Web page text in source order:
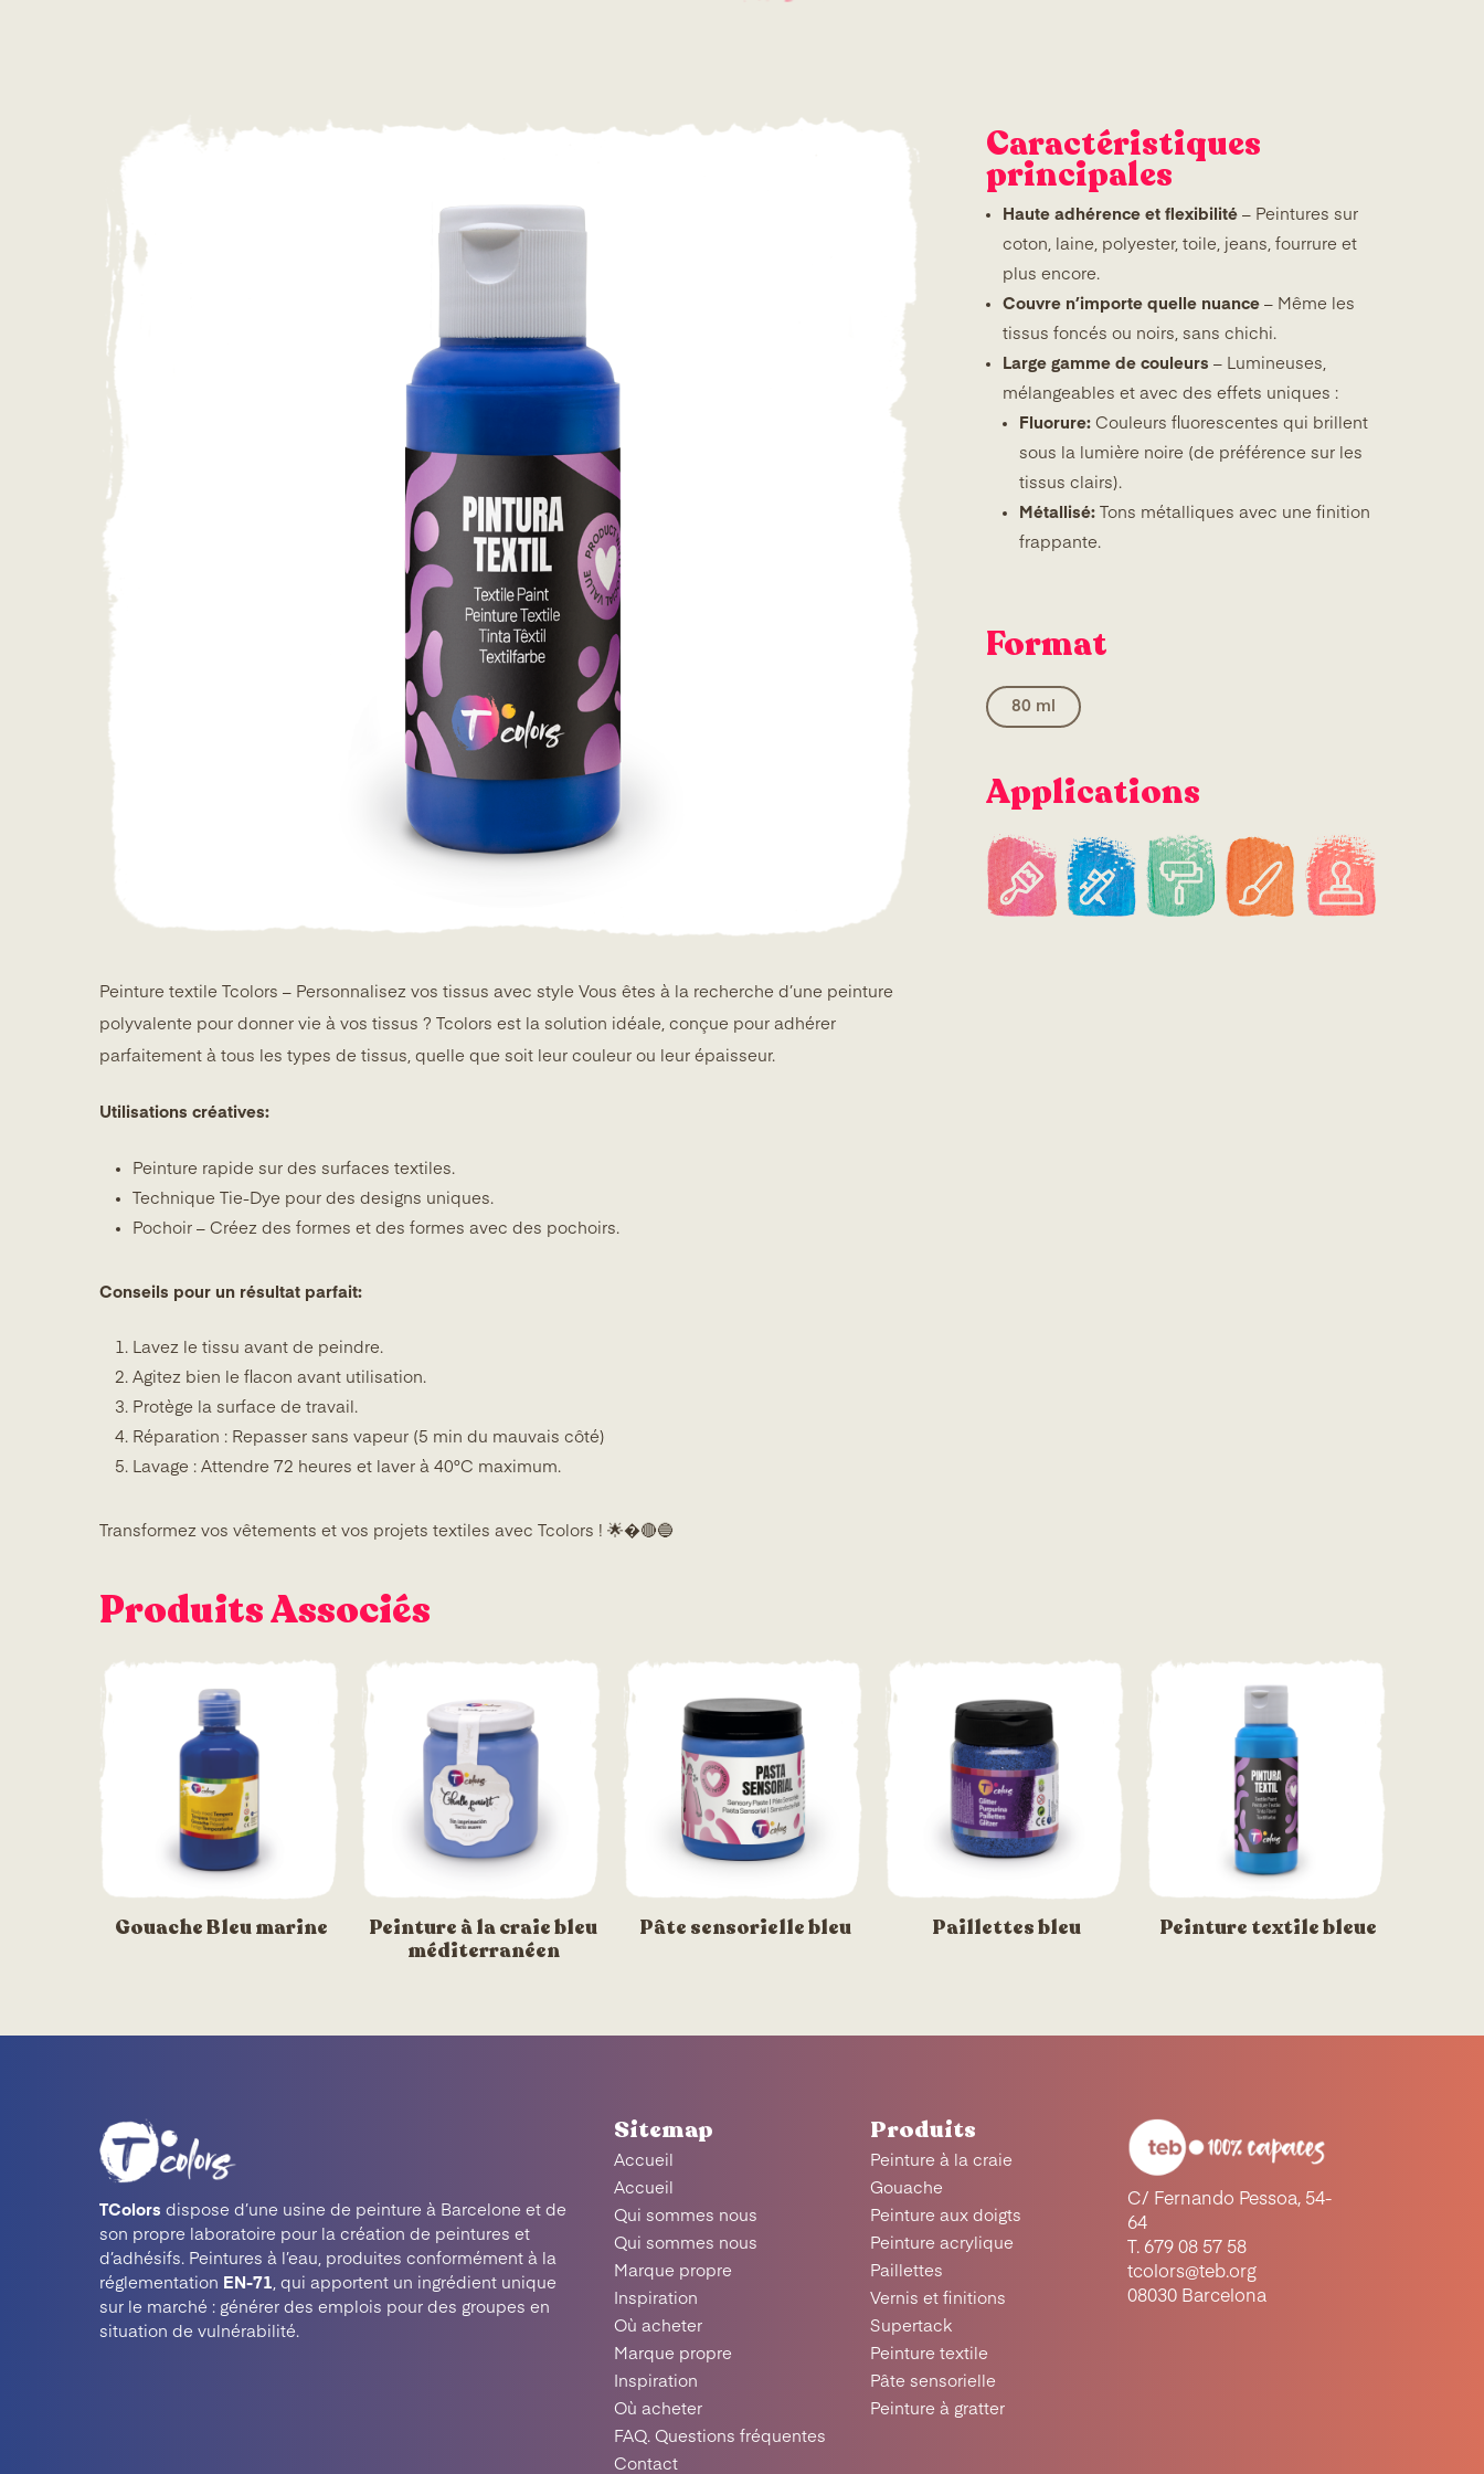
Peinture textile Tcolors – Personnalisez vos tissus avec style Vous êtes à la recherche d’une peinture
polyvalente pour donner vie à vos tissus ? Tcolors est la solution idéale, conçue pour adhérer
parfaitement à tous les types de tissus, quelle que soit leur couleur ou leur épaisseur.
Utilisations créatives:
Peinture rapide sur des surfaces textiles.
Technique Tie-Dye pour des designs uniques.
Pochoir – Créez des formes et des formes avec des pochoirs.
Conseils pour un résultat parfait:
Lavez le tissu avant de peindre.
Agitez bien le flacon avant utilisation.
Protège la surface de travail.
Réparation : Repasser sans vapeur (5 min du mauvais côté)
Lavage : Attendre 72 heures et laver à 40°C maximum.
Transformez vos vêtements et vos projets textiles avec Tcolors ! 🌟�🔴🔵
Caractéristiques
principales
Haute adhérence et flexibilité– Peintures sur
coton, laine, polyester, toile, jeans, fourrure et
plus encore.
Couvre n’importe quelle nuance– Même les
tissus foncés ou noirs, sans chichi.
Large gamme de couleurs – Lumineuses,
mélangeables et avec des effets uniques :
Fluorure:Couleurs fluorescentes qui brillent
sous la lumière noire (de préférence sur les
tissus clairs).
Métallisé:Tons métalliques avec une finition
frappante.
Format
80 ml
Applications
Produits Associés
Gouache Bleu marine
Peinture à la craie bleu
méditerranéen
Pâte sensorielle bleu Paillettes bleu Peinture textile bleue
TColors dispose d’une usine de peinture à Barcelone et de
son propre laboratoire pour la création de peintures et
d’adhésifs. Peintures à l’eau, produites conformément à la
réglementation EN-71 , qui apportent un ingrédient unique
sur le marché : générer des emplois pour des groupes en
situation de vulnérabilité.
Sitemap
Accueil
Accueil
Qui sommes nous
Qui sommes nous
Marque propre
Inspiration
Où acheter
Marque propre
Inspiration
Où acheter
FAQ. Questions fréquentes
Contact
Produits
Peinture à la craie
Gouache
Peinture aux doigts
Peinture acrylique
Paillettes
Vernis et finitions
Supertack
Peinture textile
Pâte sensorielle
Peinture à gratter
C/ Fernando Pessoa, 54-
64
T. 679 08 57 58
tcolors@teb.org
08030 Barcelona